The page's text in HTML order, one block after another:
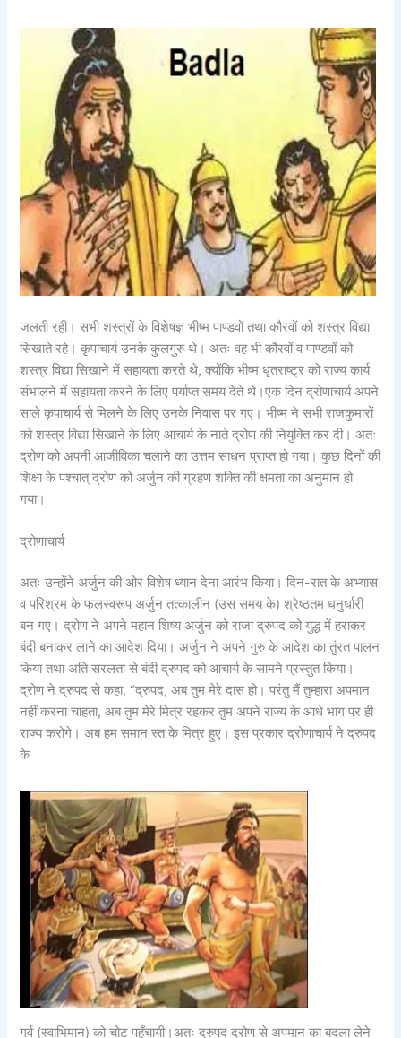
जलती रही। सभी शस्त्रों के विशेषज्ञ भीष्म पाण्डवों तथा कौरवों को शस्त्र विद्या
सिखाते रहे। कृपाचार्य उनके कुलगुरु थे। अतः वह भी कौरवों व पाण्डवों को
शस्त्र विद्या सिखाने में सहायता करते थे, क्योंकि भीष्म धृतराष्ट्र को राज्य कार्य
संभालने में सहायता करने के लिए पर्याप्त समय देते थे।एक दिन द्रोणाचार्य अपने
साले कृपाचार्य से मिलने के लिए उनके निवास पर गए। भीष्म ने सभी राजकुमारों
को शस्त्र विद्या सिखाने के लिए आचार्य के नाते द्रोण की नियुक्ति कर दी। अतः
द्रोण को अपनी आजीविका चलाने का उत्तम साधन प्राप्त हो गया। कुछ दिनों की
शिक्षा के पश्चात् द्रोण को अर्जुन की ग्रहण शक्ति की क्षमता का अनुमान हो
गया।
द्रोणाचार्य
अतः उन्होंने अर्जुन की ओर विशेष ध्यान देना आरंभ किया। दिन-रात के अभ्यास
व परिश्रम के फलस्वरूप अर्जुन तत्कालीन (उस समय के) श्रेष्ठतम धनुर्धारी
बन गए। द्रोण ने अपने महान शिष्य अर्जुन को राजा द्रुपद को युद्ध में हराकर
बंदी बनाकर लाने का आदेश दिया। अर्जुन ने अपने गुरु के आदेश का तुंरत पालन
किया तथा अति सरलता से बंदी द्रुपद को आचार्य के सामने प्रस्तुत किया।
द्रोण ने द्रुपद से कहा, “द्रुपद, अब तुम मेरे दास हो। परंतु मैं तुम्हारा अपमान
नहीं करना चाहता, अब तुम मेरे मित्र रहकर तुम अपने राज्य के आधे भाग पर ही
राज्य करोगे। अब हम समान स्त के मित्र हुए। इस प्रकार द्रोणाचार्य ने द्रुपद
के
गर्व (स्वाभिमान) को चोट पहुँचायी।अतः द्रुपद द्रोण से अपमान का बदला लेने